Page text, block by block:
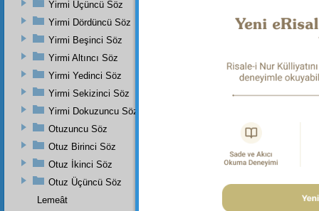
sönüp
Yirmi Üçüncü Söz
Yirmi Dördüncü Söz
Yirmi Beşinci Söz
Yirmi Altıncı Söz
Yirmi Yedinci Söz
Yirmi Sekizinci Söz
Yirmi Dokuzuncu Söz
Otuzuncu Söz
Otuz Birinci Söz
Otuz İkinci Söz
Otuz Üçüncü Söz
Lemeât